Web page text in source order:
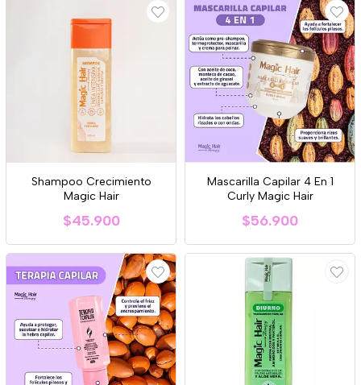
Shampoo Crecimiento
Magic Hair
$45.900
Mascarilla Capilar 4 En 1
Curly Magic Hair
$56.900